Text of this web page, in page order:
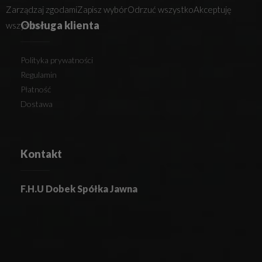
Obsługa klienta
Polityka prywatności
Regulamin
Płatność
Dostawa
Kontakt
F.H.U Dobek Spółka Jawna
Zarządzaj zgodamiZapisz wybórOdrzuć wszystkoAkceptuję
wszystko